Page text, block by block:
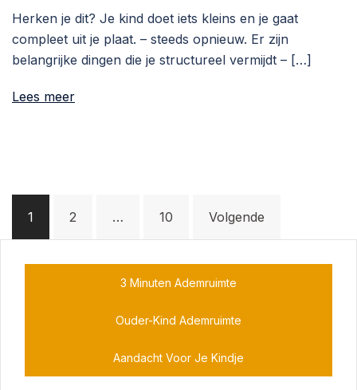
Herken je dit? Je kind doet iets kleins en je gaat
compleet uit je plaat. – steeds opnieuw. Er zijn
belangrijke dingen die je structureel vermijdt – […]
Lees meer
paginering
1 2 … 10 Volgende
3 Minuten Ademruimte
Ouder-Kind Ademruimte
Aandacht Voor Je Kindje